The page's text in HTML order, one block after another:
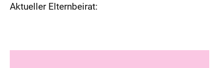
Aktueller Elternbeirat: